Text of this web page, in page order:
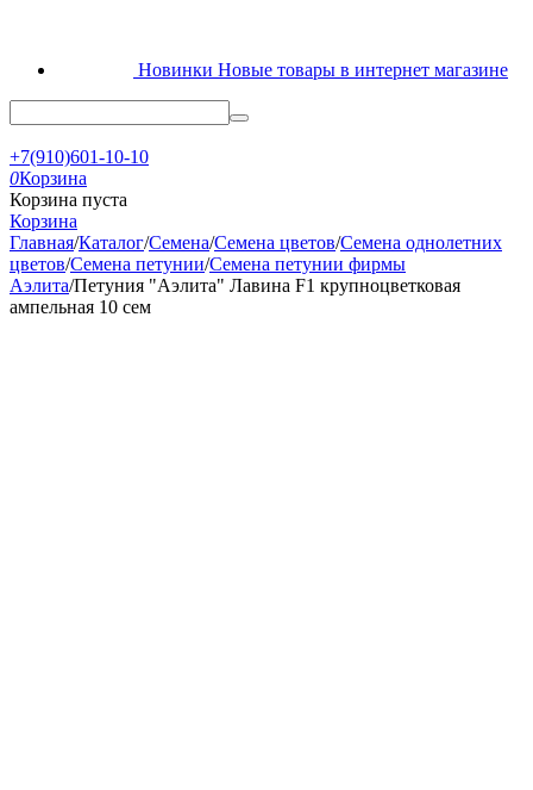
Новинки Новые товары в интернет магазине
+7(910)601-10-10
0Корзина
Корзина пуста
Корзина
Главная/Каталог/Семена/Семена цветов/Семена однолетних
цветов/Семена петунии/Семена петунии фирмы
Аэлита/Петуния "Аэлита" Лавина F1 крупноцветковая
ампельная 10 сем